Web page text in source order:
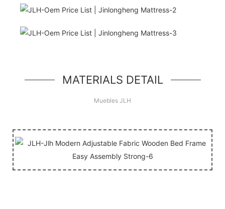
¡Hola Mundo!
MATERIALS DETAIL
Muebles JLH